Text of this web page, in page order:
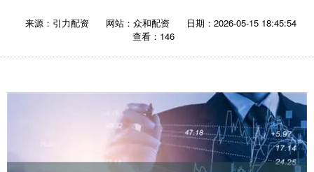
来源：引力配资 网站：众和配资
日期：2026-05-15 18:45:54
查看：146